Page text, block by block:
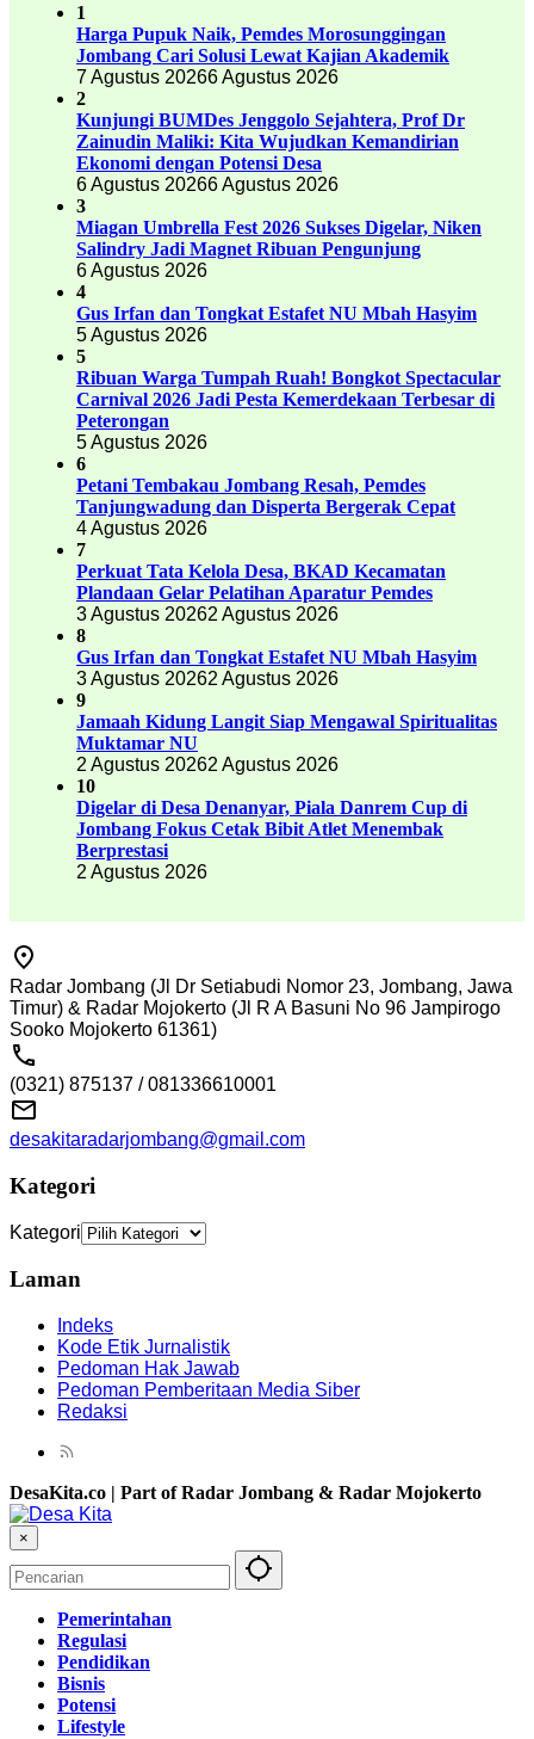
1
Harga Pupuk Naik, Pemdes Morosunggingan
Jombang Cari Solusi Lewat Kajian Akademik
7 Agustus 20266 Agustus 2026
2
Kunjungi BUMDes Jenggolo Sejahtera, Prof Dr
Zainudin Maliki: Kita Wujudkan Kemandirian
Ekonomi dengan Potensi Desa
6 Agustus 20266 Agustus 2026
3
Miagan Umbrella Fest 2026 Sukses Digelar, Niken
Salindry Jadi Magnet Ribuan Pengunjung
6 Agustus 2026
4
Gus Irfan dan Tongkat Estafet NU Mbah Hasyim
5 Agustus 2026
5
Ribuan Warga Tumpah Ruah! Bongkot Spectacular
Carnival 2026 Jadi Pesta Kemerdekaan Terbesar di
Peterongan
5 Agustus 2026
6
Petani Tembakau Jombang Resah, Pemdes
Tanjungwadung dan Disperta Bergerak Cepat
4 Agustus 2026
7
Perkuat Tata Kelola Desa, BKAD Kecamatan
Plandaan Gelar Pelatihan Aparatur Pemdes
3 Agustus 20262 Agustus 2026
8
Gus Irfan dan Tongkat Estafet NU Mbah Hasyim
3 Agustus 20262 Agustus 2026
9
Jamaah Kidung Langit Siap Mengawal Spiritualitas
Muktamar NU
2 Agustus 20262 Agustus 2026
10
Digelar di Desa Denanyar, Piala Danrem Cup di
Jombang Fokus Cetak Bibit Atlet Menembak
Berprestasi
2 Agustus 2026
Radar Jombang (Jl Dr Setiabudi Nomor 23, Jombang, Jawa
Timur) & Radar Mojokerto (Jl R A Basuni No 96 Jampirogo
Sooko Mojokerto 61361)
(0321) 875137 / 081336610001
desakitaradarjombang@gmail.com
Kategori
Kategori
Laman
Indeks
Kode Etik Jurnalistik
Pedoman Hak Jawab
Pedoman Pemberitaan Media Siber
Redaksi
DesaKita.co | Part of Radar Jombang & Radar Mojokerto
×
Pemerintahan
Regulasi
Pendidikan
Bisnis
Potensi
Lifestyle